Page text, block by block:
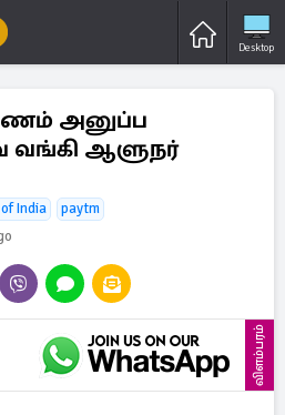
Desktop
அனுப்ப
வங்கி ஆளுநர்
India
paytm
விளம்பரம்